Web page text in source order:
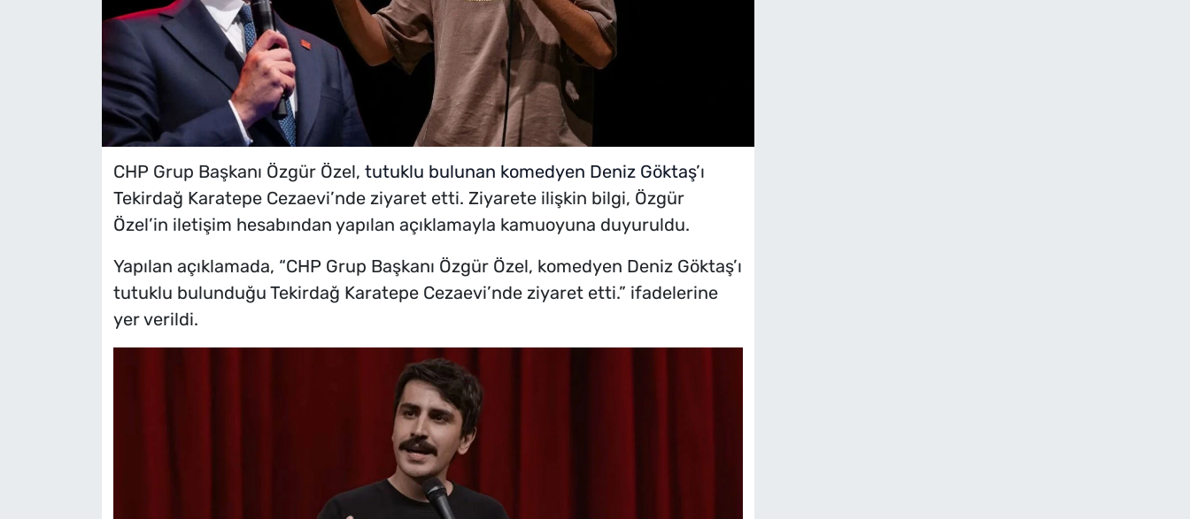
CHP Grup Başkanı Özgür Özel, tutuklu bulunan komedyen Deniz Göktaş’ı
Tekirdağ Karatepe Cezaevi’nde ziyaret etti. Ziyarete ilişkin bilgi, Özgür
Özel’in iletişim hesabından yapılan açıklamayla kamuoyuna duyuruldu.
Yapılan açıklamada, “CHP Grup Başkanı Özgür Özel, komedyen Deniz Göktaş’ı
tutuklu bulunduğu Tekirdağ Karatepe Cezaevi’nde ziyaret etti.” ifadelerine
yer verildi.